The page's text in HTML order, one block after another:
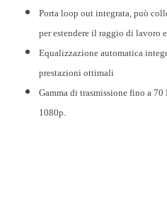
Porta loop out integrata, può
per estendere il raggio di lavoro
Equalizzazione automatica
prestazioni ottimali
Gamma di trasmissione fino a
1080p.